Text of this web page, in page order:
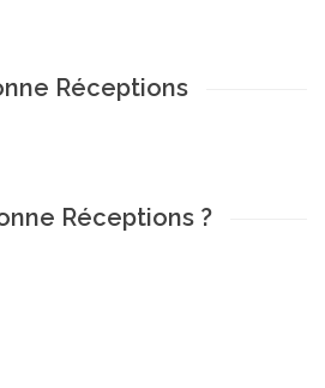
Réceptions
Réceptions ?